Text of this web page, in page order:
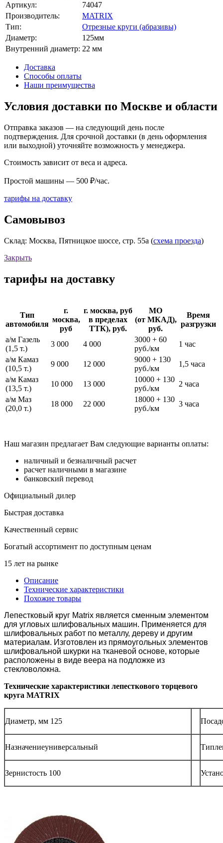
Артикул:
74047
Производитель:
MATRIX
Тип:
Отрезные круги (абразивы)
Диаметр:
125мм
Внутренний диаметр: 22 мм
Доставка
Способы оплаты
Наши преимущества
Условия доставки по Москве и области
Отправка заказов — на следующий день после
подтверждения. Для срочной доставки (в день оформления
или выходной) уточняйте возможность у менеджера.
Стоимость зависит от веса и адреса.
Простой машины — 500 ₽/час.
тарифы на доставку
Самовывоз
Склад: Москва, Пятницкое шоссе, стр. 55а (схема проезда)
Закрыть
тарифы на доставку
Тип
автомобиля
г.
москва,
руб
г. москва, руб
в пределах
ТТК), руб.
МО
(от МКАД),
руб.
Время
разгрузки
а/м Газель
(1,5 т.)
3 000 4 000
3000 + 60
руб./км
1 час
а/м Камаз
(10,5 т.)
9 000 12 000
9000 + 130
руб./км
1,5 часа
а/м Камаз
(13,5 т.)
10 000 13 000
10000 + 130
руб./км
2 часа
а/м Маз
(20,0 т.)
18 000 22 000
18000 + 130
руб./км
3 часа
Наш магазин предлагает Вам следующие варианты оплаты:
наличный и безналичный расчет
расчет наличными в магазине
банковский перевод
Официальный дилер
Быстрая доставка
Качественный сервис
Богатый ассортимент по доступным ценам
15 лет на рынке
Описание
Технические характеристики
Похожие товары
Лепестковый круг Matrix является сменным элементом
для угловых шлифовальных машин. Применяется для
шлифовальных работ по металлу, дереву и другим
материалам. Изготовлен из прямоугольных элементов
шлифовальной шкурки на тканевой основе, которые
расположены в виде веера на подложке из
стекловолокна.
Технические характеристики лепесткового торцевого
круга MATRIX
Диаметр, мм 125
Назначениеуниверсальный
Зернистость 100